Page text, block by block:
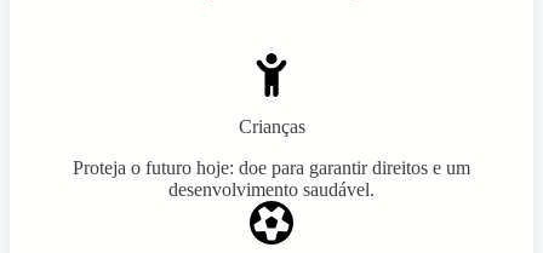
Crianças
Proteja o futuro hoje: doe para garantir direitos e um
desenvolvimento saudável.